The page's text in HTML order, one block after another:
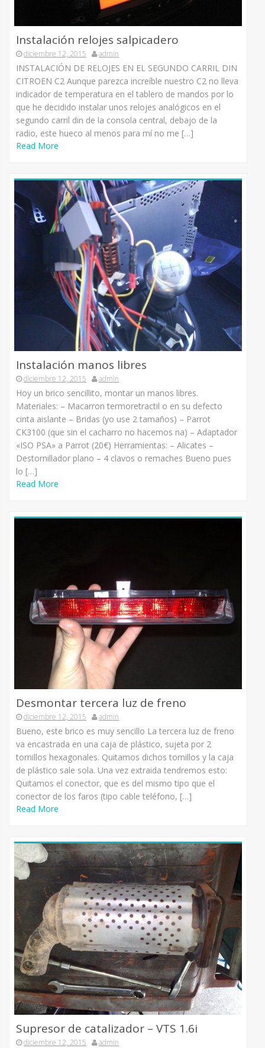
Instalación relojes salpicadero
diciembre 12, 2015 admin
INSTALACIÓN DE RELOJES EN EL SEGUNDO CARRIL DIN
CITROEN C2 Aunque parezca increíble nuestro C2 no lleva
indicador de temperatura en el tablero de mandos por lo
que he decidido instalar unos relojes analógicos en el
segundo carril din de la consola central, debajo de la
radio, este hueco al menos para mí no me […]
Read More
Instalación manos libres
diciembre 12, 2015 admin
Hoy un brico sencillito, montar un manos libres.
Materiales: – Macarron termoretractil o en su defecto
cinta aislante – Bridas (yo use 2 tamaños) – Parrot
CK3100 (que sin el cacharro no hacemos na) – Adaptador
«ISO PSA» a Parrot (20€) Herramientas: – Alicates –
Destornillador plano – 4 clavos o remaches Bueno pues
lo […]
Read More
Desmontar tercera luz de freno
diciembre 12, 2015 admin
Bueno, este brico es muy sencillo La tercera luz de freno
va encastrada en una caja de plástico, sujeta por 2
tornillos hexagonales. Quitamos dichos tornillos y la caja
de plástico sale sola. Una vez extraida tendremos esto:
Quitamos el conector, que es del mismo tipo que el
conector de los faros (tipo cable teléfono, […]
Read More
Supresor de catalizador – VTS 1.6i
diciembre 12, 2015 admin